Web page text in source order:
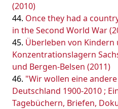
(2010)
Once they had a
in the Second World War
Überleben von Kindern
Konzentrationslagern
und Bergen-Belsen (2011)
"Wir wollen eine
Deutschland 1900-2010 ;
Tagebüchern, Briefen,